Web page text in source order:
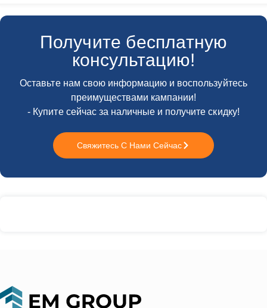
Получите бесплатную
консультацию!
Оставьте нам свою информацию и воспользуйтесь
преимуществами кампании!
- Купите сейчас за наличные и получите скидку!
Свяжитесь С Нами Сейчас